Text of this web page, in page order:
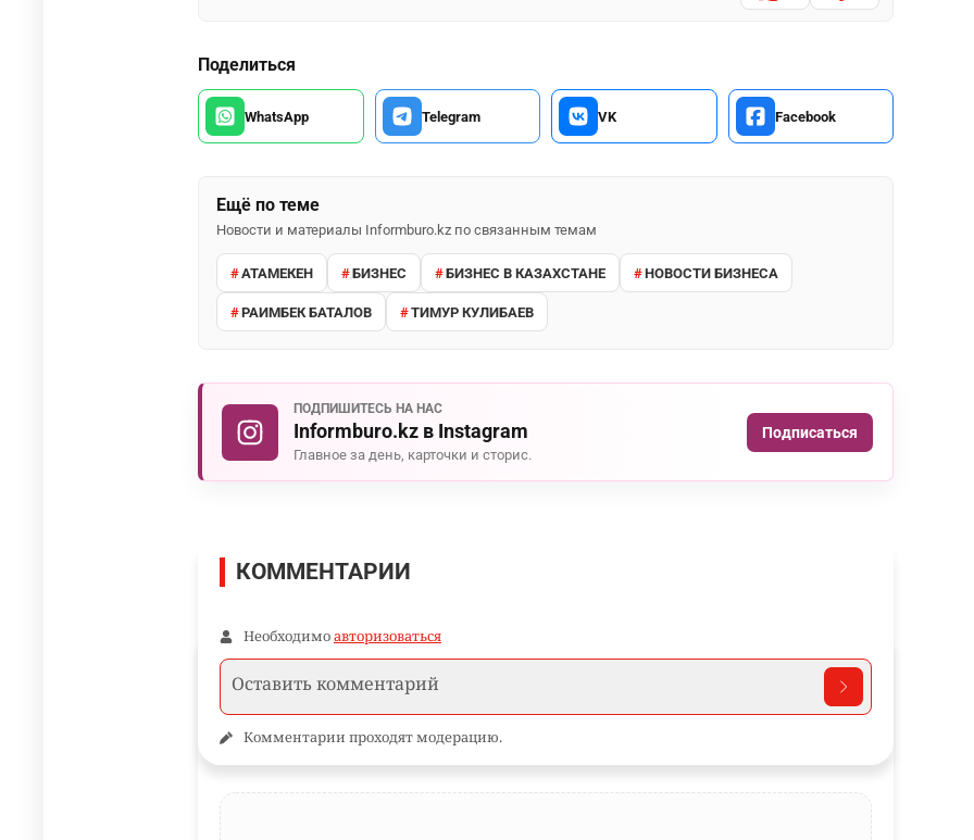
Поделиться
WhatsApp Telegram VK Facebook
Ещё по теме
Новости и материалы Informburo.kz по связанным темам
АТАМЕКЕН БИЗНЕС БИЗНЕС В КАЗАХСТАНЕ НОВОСТИ БИЗНЕСА
РАИМБЕК БАТАЛОВ ТИМУР КУЛИБАЕВ
ПОДПИШИТЕСЬ НА НАС
Informburo.kz в Instagram
Главное за день, карточки и сторис.
Подписаться
КОММЕНТАРИИ
Необходимоавторизоваться
Комментарии проходят модерацию.